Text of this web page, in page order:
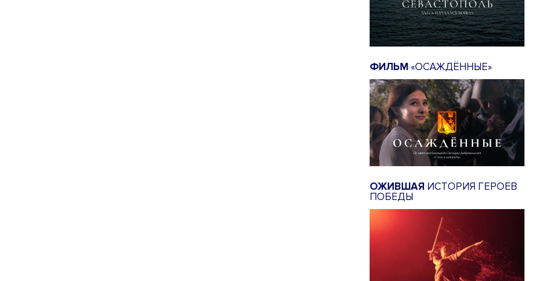
ФИЛЬМ«ОСАЖДЁННЫЕ»
ОЖИВШАЯ ИСТОРИЯ ГЕРОЕВ
ПОБЕДЫ